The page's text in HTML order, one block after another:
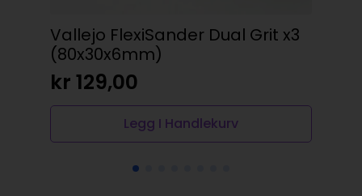
Vallejo FlexiSander Dual Grit x3
(80x30x6mm)
kr 129,00
Legg I Handlekurv